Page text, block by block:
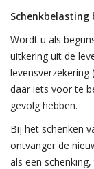
Wordt u als
uitkering uit de
daar iets voor te
gevolg hebben.
Bij het schenken
ontvanger de
als een